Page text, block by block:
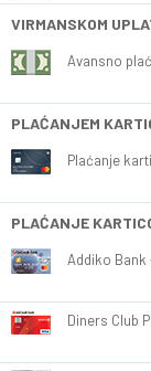
VIRMANSKOM
Avansno
PLAĆANJEM
Plaćanje
PLAĆANJE
Addiko Bank
Diners Club